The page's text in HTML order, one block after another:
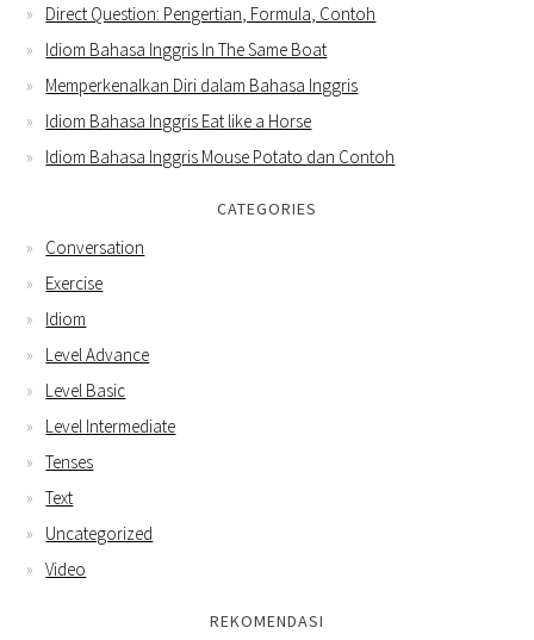
Direct Question: Pengertian, Formula, Contoh
Idiom Bahasa Inggris In The Same Boat
Memperkenalkan Diri dalam Bahasa Inggris
Idiom Bahasa Inggris Eat like a Horse
Idiom Bahasa Inggris Mouse Potato dan Contoh
CATEGORIES
Conversation
Exercise
Idiom
Level Advance
Level Basic
Level Intermediate
Tenses
Text
Uncategorized
Video
REKOMENDASI